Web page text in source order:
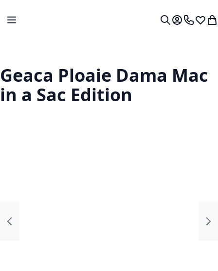
Comutare în navigare
Contul meu.
0724 766
Lista
Geaca Ploaie Dama Mac
in a Sac Edition